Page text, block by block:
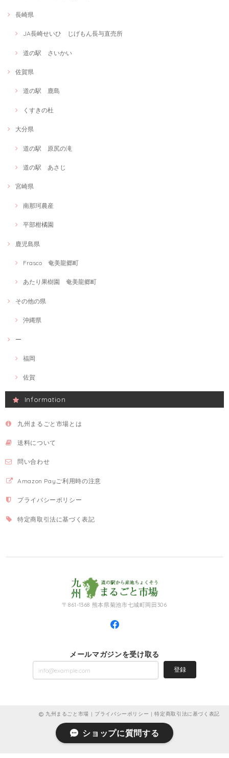
長崎県
JA長崎せいひ じげもん長与直売所
道の駅 さいかい
佐賀県
道の駅 鹿島
くすきの杜
大分県
道の駅 原尻の滝
道の駅 あさじ
宮崎県
南那珂農産
平部柑橘園
鹿児島県
Frasco 奄美龍郷町
あたり果樹園 奄美龍郷町
その他の県
沖縄県
ー
福岡
佐賀
Information
九州まるごと市場とは
送料について
問い合わせ
Amazon Payご利用時の注意
プライバシーポリシー
特定商取引法に基づく表記
〒861-1368 熊本県菊池市七城町岡田306
メールマガジンを受け取る
登録
九州まるごと市場 | プライバシーポリシー |特定商取引法に基づく表記
ショップに質問する